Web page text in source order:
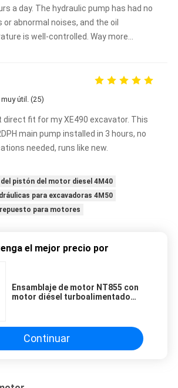
a day. The hydraulic pump has had no
or abnormal noises, and the oil
is well-controlled. Way more
muy útil. (25)
direct fit for my XE490 excavator. This
main pump installed in 3 hours, no
needed, runs like new.
pistón del motor diesel 4M40
para excavadoras 4M50
repuesto para motores
el mejor precio por
Ensamblaje de motor NT855 con
motor diésel turboalimentado
construcción
Continuar